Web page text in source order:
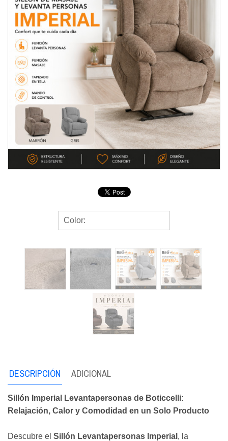
DESCRIPCIÓN ADICIONAL
Sillón Imperial Levantapersonas de Boticcelli:
Relajación, Calor y Comodidad en un Solo Producto
Descubre el Sillón Levantapersonas Imperial , la